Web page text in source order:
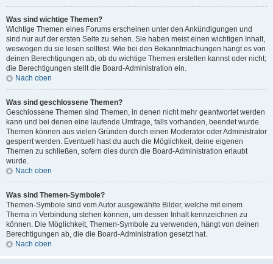
Was sind wichtige Themen?
Wichtige Themen eines Forums erscheinen unter den Ankündigungen und
sind nur auf der ersten Seite zu sehen. Sie haben meist einen wichtigen Inhalt,
weswegen du sie lesen solltest. Wie bei den Bekanntmachungen hängt es von
deinen Berechtigungen ab, ob du wichtige Themen erstellen kannst oder nicht;
die Berechtigungen stellt die Board-Administration ein.
Nach oben
Was sind geschlossene Themen?
Geschlossene Themen sind Themen, in denen nicht mehr geantwortet werden
kann und bei denen eine laufende Umfrage, falls vorhanden, beendet wurde.
Themen können aus vielen Gründen durch einen Moderator oder Administrator
gesperrt werden. Eventuell hast du auch die Möglichkeit, deine eigenen
Themen zu schließen, sofern dies durch die Board-Administration erlaubt
wurde.
Nach oben
Was sind Themen-Symbole?
Themen-Symbole sind vom Autor ausgewählte Bilder, welche mit einem
Thema in Verbindung stehen können, um dessen Inhalt kennzeichnen zu
können. Die Möglichkeit, Themen-Symbole zu verwenden, hängt von deinen
Berechtigungen ab, die die Board-Administration gesetzt hat.
Nach oben